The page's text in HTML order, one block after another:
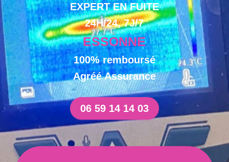
EXPERT EN FUITE
24H/24, 7J/7
ESSONNE
100% remboursé
Agréé Assurance
06 59 14 14 03